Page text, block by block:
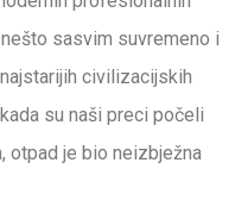
sasvim suvremeno i
civilizacijskih
su naši preci počeli
otpad je bio neizbježna